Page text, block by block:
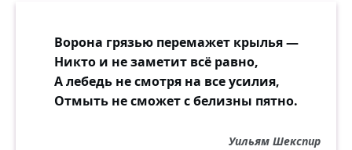
Ворона грязью перемажет крылья —
Никто и не заметит всё равно,
А лебедь не смотря на все усилия,
Отмыть не сможет с белизны пятно.
Уильям Шекспир